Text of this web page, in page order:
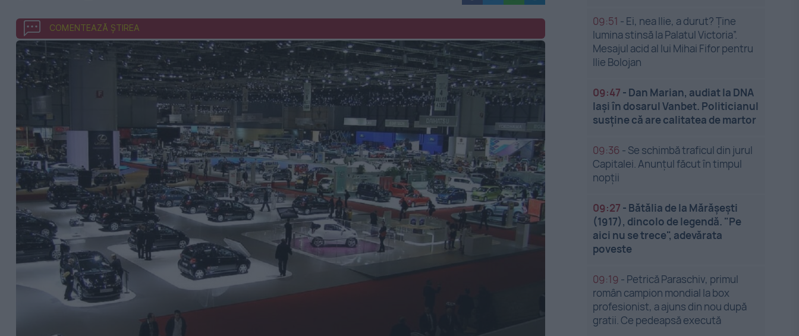
COMENTEAZĂ ȘTIREA 09:51 - Ei, nea Ilie, a durut? Ține
lumina stinsă la Palatul Victoria”.
Mesajul acid al lui Mihai Fifor pentru
Ilie Bolojan
09:47 - Dan Marian, audiat la DNA
Iași în dosarul Vanbet. Politicianul
susține că are calitatea de martor
09:36 - Se schimbă traficul din jurul
Capitalei. Anunțul făcut în timpul
nopții
09:27 - Bătălia de la Mărășești
(1917), dincolo de legendă. "Pe
aici nu se trece", adevărata
poveste
09:19 - Petrică Paraschiv, primul
român campion mondial la box
profesionist, a ajuns din nou după
gratii. Ce pedeapsă execută